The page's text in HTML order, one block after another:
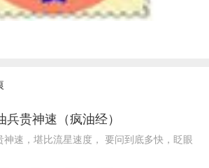
兵贵神速（疯油经）
神速，堪比流星速度， 要问到底多快，眨眼